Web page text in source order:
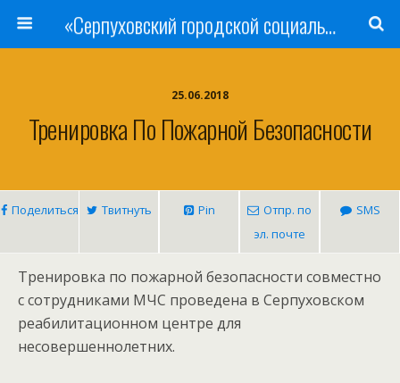
«Серпуховский городской социально-реабилитационный Центр для несовершеннолетних»
25.06.2018
Тренировка По Пожарной Безопасности
Поделиться Твитнуть Pin
Отпр. по
эл. почте
SMS
Тренировка по пожарной безопасности совместно
с сотрудниками МЧС проведена в Серпуховском
реабилитационном центре для
несовершеннолетних.